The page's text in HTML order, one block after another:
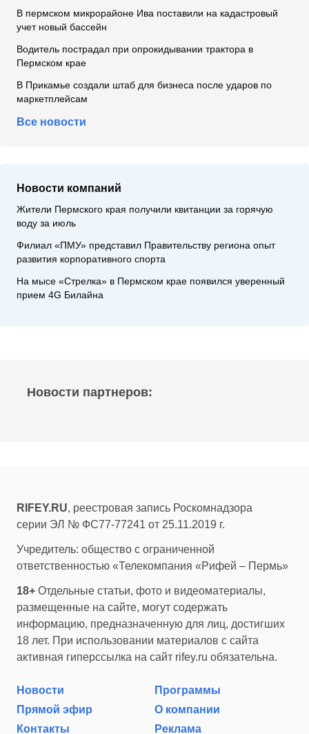
В пермском микрорайоне Ива поставили на кадастровый
учет новый бассейн
Водитель пострадал при опрокидывании трактора в
Пермском крае
В Прикамье создали штаб для бизнеса после ударов по
маркетплейсам
Все новости
Новости компаний
Жители Пермского края получили квитанции за горячую
воду за июль
Филиал «ПМУ» представил Правительству региона опыт
развития корпоративного спорта
На мысе «Стрелка» в Пермском крае появился уверенный
прием 4G Билайна
Новости партнеров:
RIFEY.RU, реестровая запись Роскомнадзора
серии ЭЛ № ФС77-77241 от 25.11.2019 г.
Учредитель: общество с ограниченной
ответственностью «Телекомпания «Рифей – Пермь»
18+ Отдельные статьи, фото и видеоматериалы,
размещенные на сайте, могут содержать
информацию, предназначенную для лиц, достигших
18 лет. При использовании материалов с сайта
активная гиперссылка на сайт rifey.ru обязательна.
Новости
Программы
Прямой эфир
О компании
Контакты
Реклама